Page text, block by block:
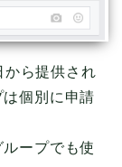
ら提供され
個別に申請
ープでも使